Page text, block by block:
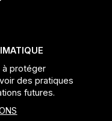
à protéger
des pratiques
futures.